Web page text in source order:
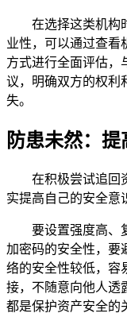
在选择这类机构
业性，可以通过查看
方式进行全面评估，
议，明确双方的权利
失。
防患未然：
在积极尝试追回
实提高自己的安全意
要设置强度高、
加密码的安全性，要
络的安全性较低，容
接，不随意向他人透
都是保护资产安全的